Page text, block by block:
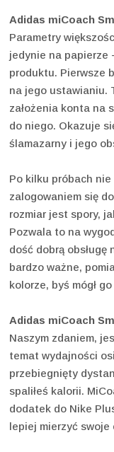
Adidas miCoach
Parametry
jedynie na papierze
produktu. Pierwsze
na jego ustawianiu.
założenia konta na
do niego. Okazuje
ślamazarny i jego
Po kilku próbach
zalogowaniem się
rozmiar jest spory,
Pozwala to na
dość dobrą obsługę
bardzo ważne,
kolorze, byś mógł
Adidas miCoach
Naszym zdaniem,
temat wydajności
przebiegnięty
spaliłeś kalorii.
dodatek do Nike
lepiej mierzyć swoje